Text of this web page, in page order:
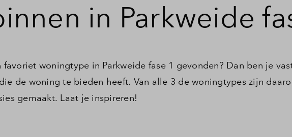
in Parkweide
woningtype in Parkweide fase 1 gevonden? Dan ben je
de woning te bieden heeft. Van alle 3 de woningtypes zijn
gemaakt. Laat je inspireren!